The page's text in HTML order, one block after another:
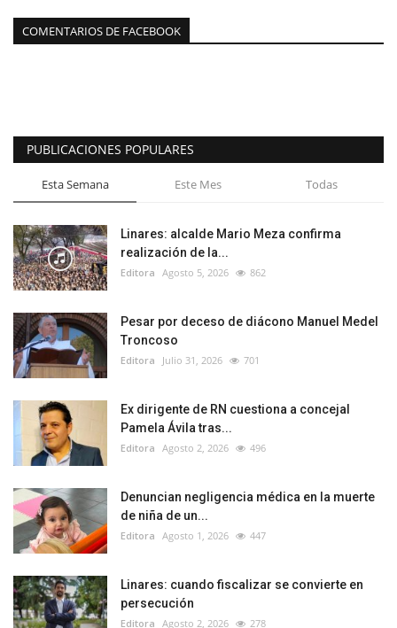
COMENTARIOS DE FACEBOOK
PUBLICACIONES POPULARES
Esta Semana Este Mes Todas
Linares: alcalde Mario Meza confirma
realización de la...
Editora Agosto 5, 2026 862
Pesar por deceso de diácono Manuel Medel
Troncoso
Editora Julio 31, 2026 701
Ex dirigente de RN cuestiona a concejal
Pamela Ávila tras...
Editora Agosto 2, 2026 496
Denuncian negligencia médica en la muerte
de niña de un...
Editora Agosto 1, 2026 447
Linares: cuando fiscalizar se convierte en
persecución
Editora Agosto 2, 2026 278